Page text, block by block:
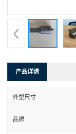
产品详请
外型尺寸
品牌